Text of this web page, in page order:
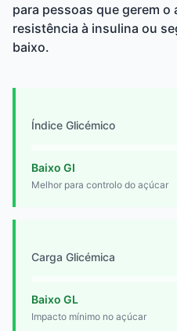
para pessoas que gerem o
resistência à insulina ou
baixo.
Índice Glicémico
Baixo GI
Melhor para controlo do açúcar
Carga Glicémica
Baixo GL
Impacto mínimo no açúcar